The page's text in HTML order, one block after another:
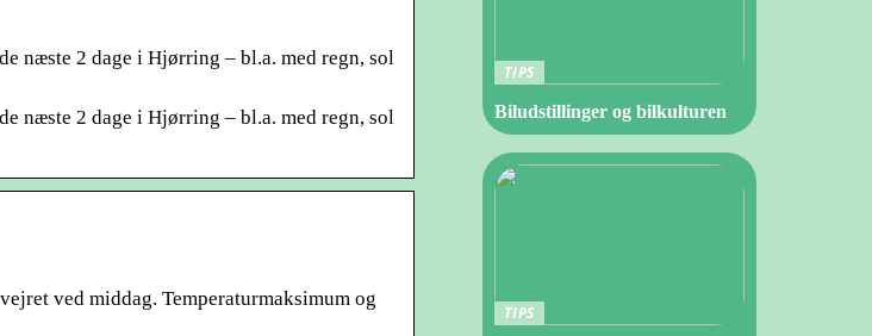
næste 2 dage i Hjørring – bl.a. med regn, sol
næste 2 dage i Hjørring – bl.a. med regn, sol
ved middag. Temperaturmaksimum og
TIPS
Biludstillinger og bilkulturen
TIPS